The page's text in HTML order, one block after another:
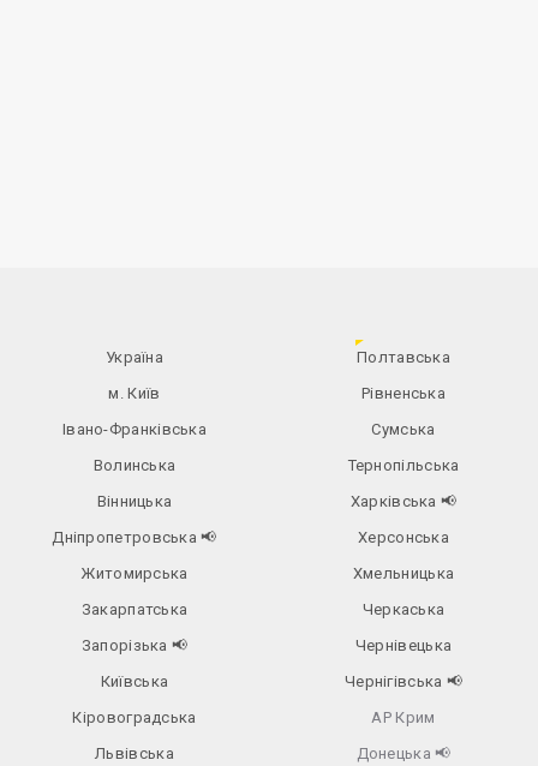
Україна
м. Київ
Івано-Франківська
Волинська
Вінницька
Дніпропетровська📢
Житомирська
Закарпатська
Запорізька 📢
Київська
Кіровоградська
Львівська
Полтавська
Рівненська
Сумська
Тернопільська
Харківська 📢
Херсонська
Хмельницька
Черкаська
Чернівецька
Чернігівська 📢
АР Крим
Донецька 📢